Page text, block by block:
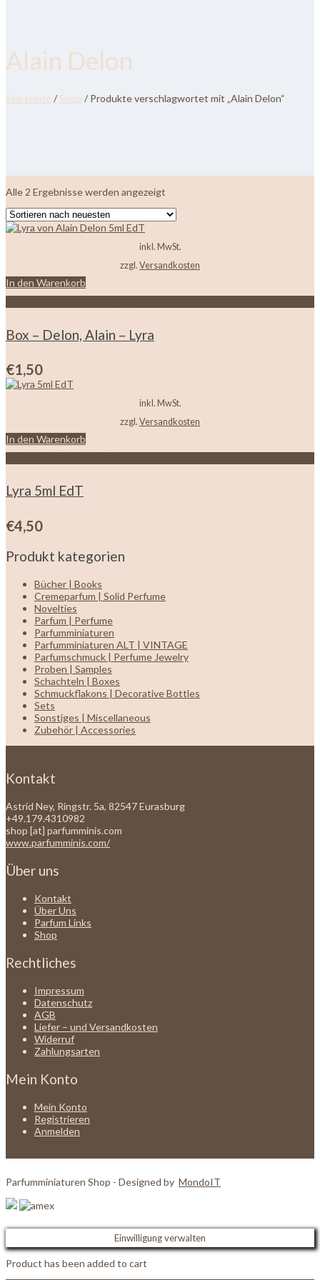
Alain Delon
Startseite / Shop / Produkte verschlagwortet mit „Alain Delon“
Alle 2 Ergebnisse werden angezeigt
sortiert
inkl. MwSt.
zzgl. Versandkosten
In den Warenkorb
Box – Delon, Alain – Lyra
€1,50
inkl. MwSt.
zzgl. Versandkosten
In den Warenkorb
Lyra 5ml EdT
€4,50
Produkt kategorien
Bücher | Books
Cremeparfum | Solid Perfume
Novelties
Parfum | Perfume
Parfumminiaturen
Parfumminiaturen ALT | VINTAGE
Parfumschmuck | Perfume Jewelry
Proben | Samples
Schachteln | Boxes
Schmuckflakons | Decorative Bottles
Sets
Sonstiges | Miscellaneous
Zubehör | Accessories
Kontakt
Astrid Ney, Ringstr. 5a, 82547 Eurasburg
+49.179.4310982
shop [at] parfumminis.com
www.parfumminis.com/
Über uns
Kontakt
Über Uns
Parfum Links
Shop
Rechtliches
Impressum
Datenschutz
AGB
Liefer – und Versandkosten
Widerruf
Zahlungsarten
Mein Konto
Mein Konto
Registrieren
Anmelden
Parfumminiaturen Shop - Designed by MondoIT
Einwilligung verwalten
Product has been added to cart